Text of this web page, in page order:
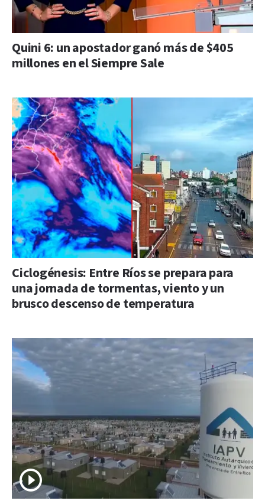
Quini 6: un apostador ganó más de $405
millones en el Siempre Sale
Ciclogénesis: Entre Ríos se prepara para
una jornada de tormentas, viento y un
brusco descenso de temperatura